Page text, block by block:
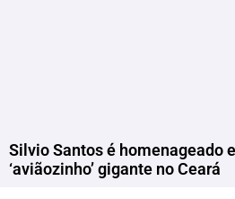
Silvio Santos é homenageado
‘aviãozinho’ gigante no Ceará